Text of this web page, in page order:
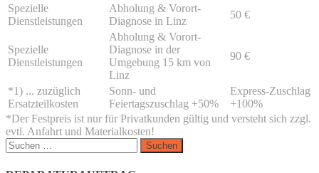
Spezielle
Dienstleistungen
Abholung & Vorort-
Diagnose in Linz
50 €
Spezielle
Dienstleistungen
Abholung & Vorort-
Diagnose in der
Umgebung 15 km von
Linz
90 €
*1) ... zuzüglich
Ersatzteilkosten
Sonn- und
Feiertagszuschlag +50%
Express-Zuschlag
+100%
*Der Festpreis ist nur für Privatkunden gültig und versteht sich zzgl.
evtl. Anfahrt und Materialkosten!
Suchen
nach: